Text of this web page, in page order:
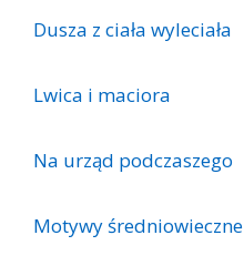
Dusza z ciała wyleciała
Lwica i maciora
Na urząd podczaszego
Motywy średniowieczne